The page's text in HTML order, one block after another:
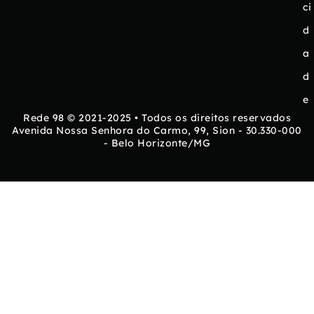
ci
d
a
d
e
Rede 98 © 2021-2025 • Todos os direitos reservados
Avenida Nossa Senhora do Carmo, 99, Sion - 30.330-000
- Belo Horizonte/MG